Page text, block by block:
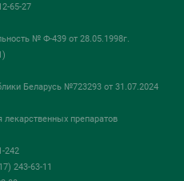
65-27
№ Ф-439 от 28.05.1998г.
Беларусь №723293 от 31.07.2024
лекарственных препаратов
242
243-63-11